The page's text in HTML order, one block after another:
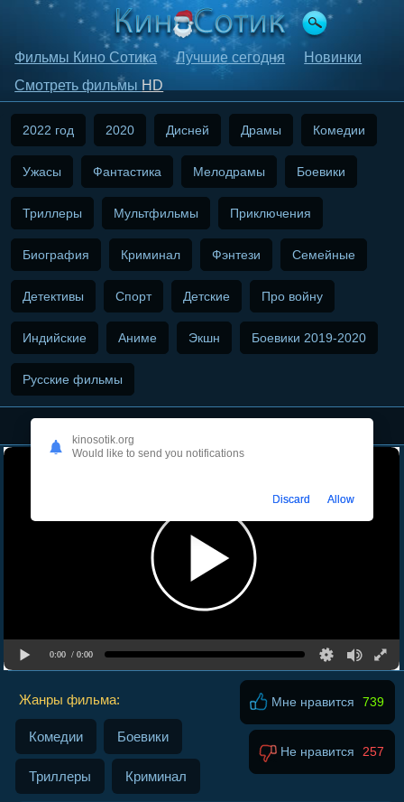
Фильмы Кино Сотика Лучшие сегодня
Новинки
Смотреть фильмы HD
2022 год 2020 Дисней Драмы Комедии
Ужасы Фантастика Мелодрамы Боевики
Триллеры Мультфильмы Приключения
Биография Криминал Фэнтези Семейные
Детективы Спорт Детские Про войну
Индийские Аниме Экшн Боевики 2019-2020
Русские фильмы
0:00 / 0:00
Жанры фильма:
Комедии Боевики
Триллеры Криминал
Мне нравится 739
Не нравится 257
kinosotik.org
Would like to send you notifications
Discard Allow